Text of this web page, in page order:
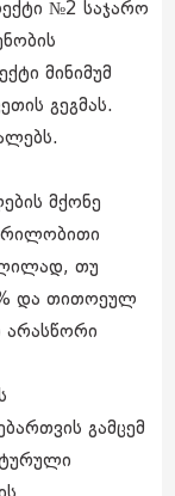
№2 საჯარო
მინიმუმ
გეგმას.
მქონე
თუ
და თითოეულ
არასწორი
გამცემ